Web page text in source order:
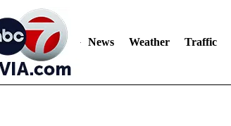
News Weather Traffic